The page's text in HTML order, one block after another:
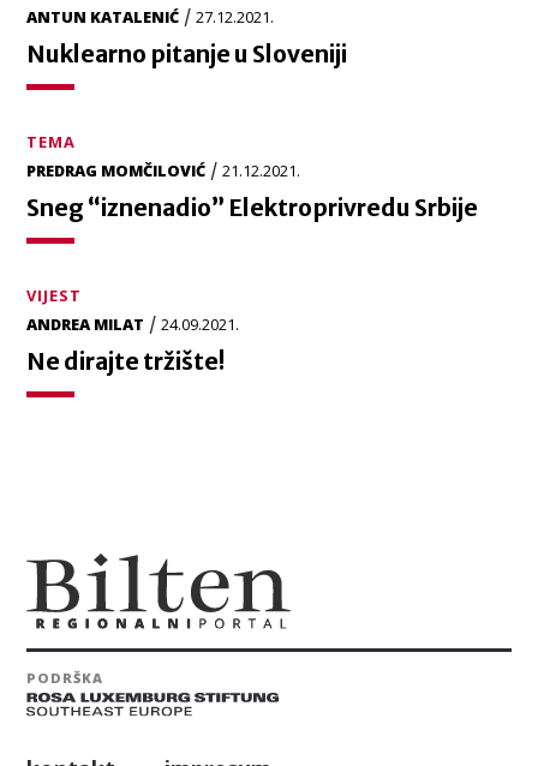
ANTUN KATALENIĆ /27.12.2021.
Nuklearno pitanje u Sloveniji
TEMA
PREDRAG MOMČILOVIĆ /21.12.2021.
Sneg “iznenadio” Elektroprivredu Srbije
VIJEST
ANDREA MILAT /24.09.2021.
Ne dirajte tržište!
PODRŠKA